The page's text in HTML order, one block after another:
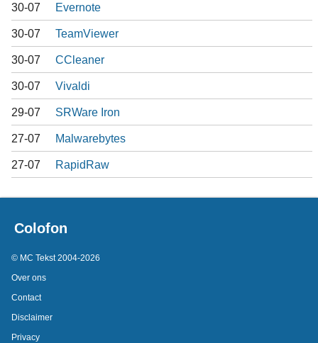
30-07 Evernote
30-07 TeamViewer
30-07 CCleaner
30-07 Vivaldi
29-07 SRWare Iron
27-07 Malwarebytes
27-07 RapidRaw
Colofon
© MC Tekst 2004-2026
Over ons
Contact
Disclaimer
Privacy